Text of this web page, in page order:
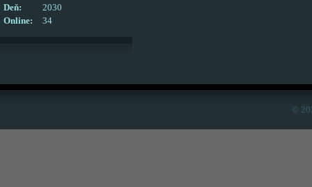
Online: 34
Deň:
2030
©